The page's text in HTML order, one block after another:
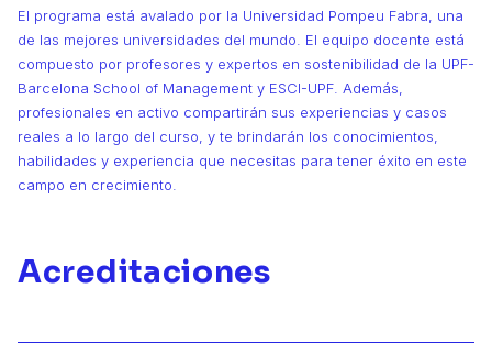
El programa está avalado por la Universidad Pompeu Fabra, una
de las mejores universidades del mundo. El equipo docente está
compuesto por profesores y expertos en sostenibilidad de la UPF-
Barcelona School of Management y ESCI-UPF. Además,
profesionales en activo compartirán sus experiencias y casos
reales a lo largo del curso, y te brindarán los conocimientos,
habilidades y experiencia que necesitas para tener éxito en este
campo en crecimiento.
Acreditaciones